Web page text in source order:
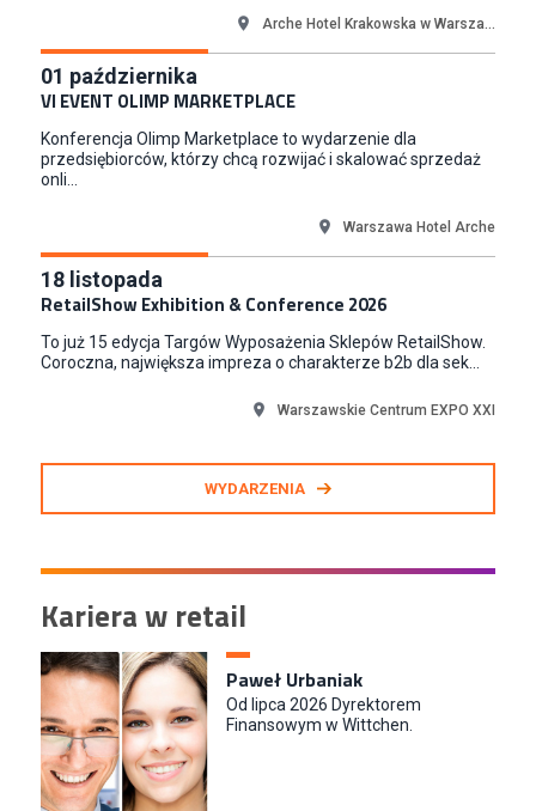
Warszawa
Młodszy Specjalista ds. Contentu i Social Media
CCC S.A.
Arche Hotel Krakowska w Warsza...
01 października
VI EVENT OLIMP MARKETPLACE
Konferencja Olimp Marketplace to wydarzenie dla
przedsiębiorców, którzy chcą rozwijać i skalować sprzedaż
onli...
Warszawa Hotel Arche
18 listopada
RetailShow Exhibition & Conference 2026
To już 15 edycja Targów Wyposażenia Sklepów RetailShow.
Coroczna, największa impreza o charakterze b2b dla sek...
Warszawskie Centrum EXPO XXI
WYDARZENIA
Kariera w retail
Paweł Urbaniak
Od lipca 2026 Dyrektorem
Finansowym w Wittchen.